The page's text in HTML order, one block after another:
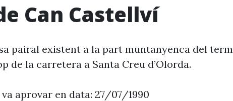
Can Castellví
pairal existent a la part muntanyenca del
de la carretera a Santa Creu d’Olorda.
aprovar en data: 27/07/1990